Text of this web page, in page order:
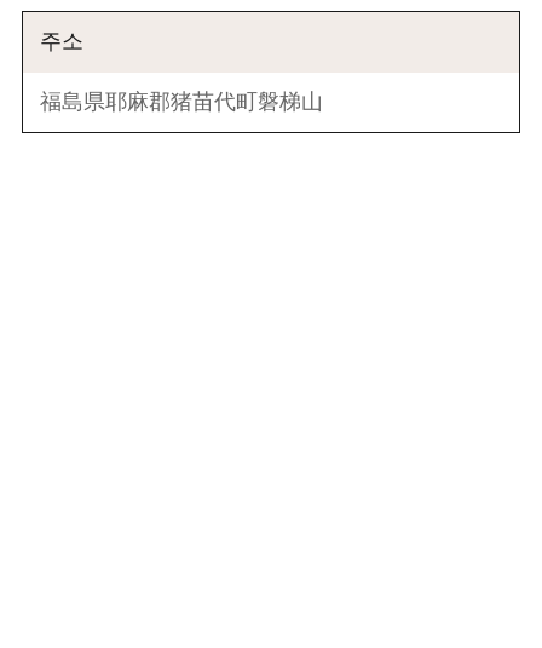
주소
福島県耶麻郡猪苗代町磐梯山